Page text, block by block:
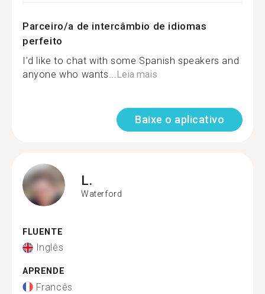
Parceiro/a de intercâmbio de idiomas
perfeito
I’d like to chat with some Spanish speakers and
anyone who wants... Leia mais
Baixe o aplicativo
L.
Waterford
FLUENTE
Inglês
APRENDE
Francês